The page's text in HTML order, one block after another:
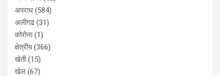
प्रोफेसर गुलरेज ने विभाग की पहल और इसके अनुसंधान और प्लेसमेंट
गतिविधियों की सराहना की। मुख्य अतिथि डॉ कलाचंद सैन, निदेशक, वाडिया
संस्थान, और विभागाध्यक्ष, प्रो. कुंवर फरहीम खान ने श्रोताओं को संबोधित
किया और हमारे ग्रह को बचाने में भूविज्ञान के महत्व पर जोर दिया। स्लोगन व
पोस्टर प्रतियोगिता के विजेताओं को कुलपति, अध्यक्ष, संयोजक व आयोजन